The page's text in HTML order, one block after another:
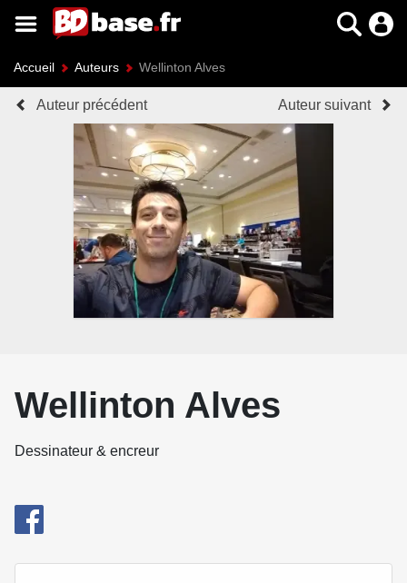
Accueil Auteurs Wellinton Alves
Auteur précédent Auteur suivant
Wellinton Alves
Dessinateur & encreur